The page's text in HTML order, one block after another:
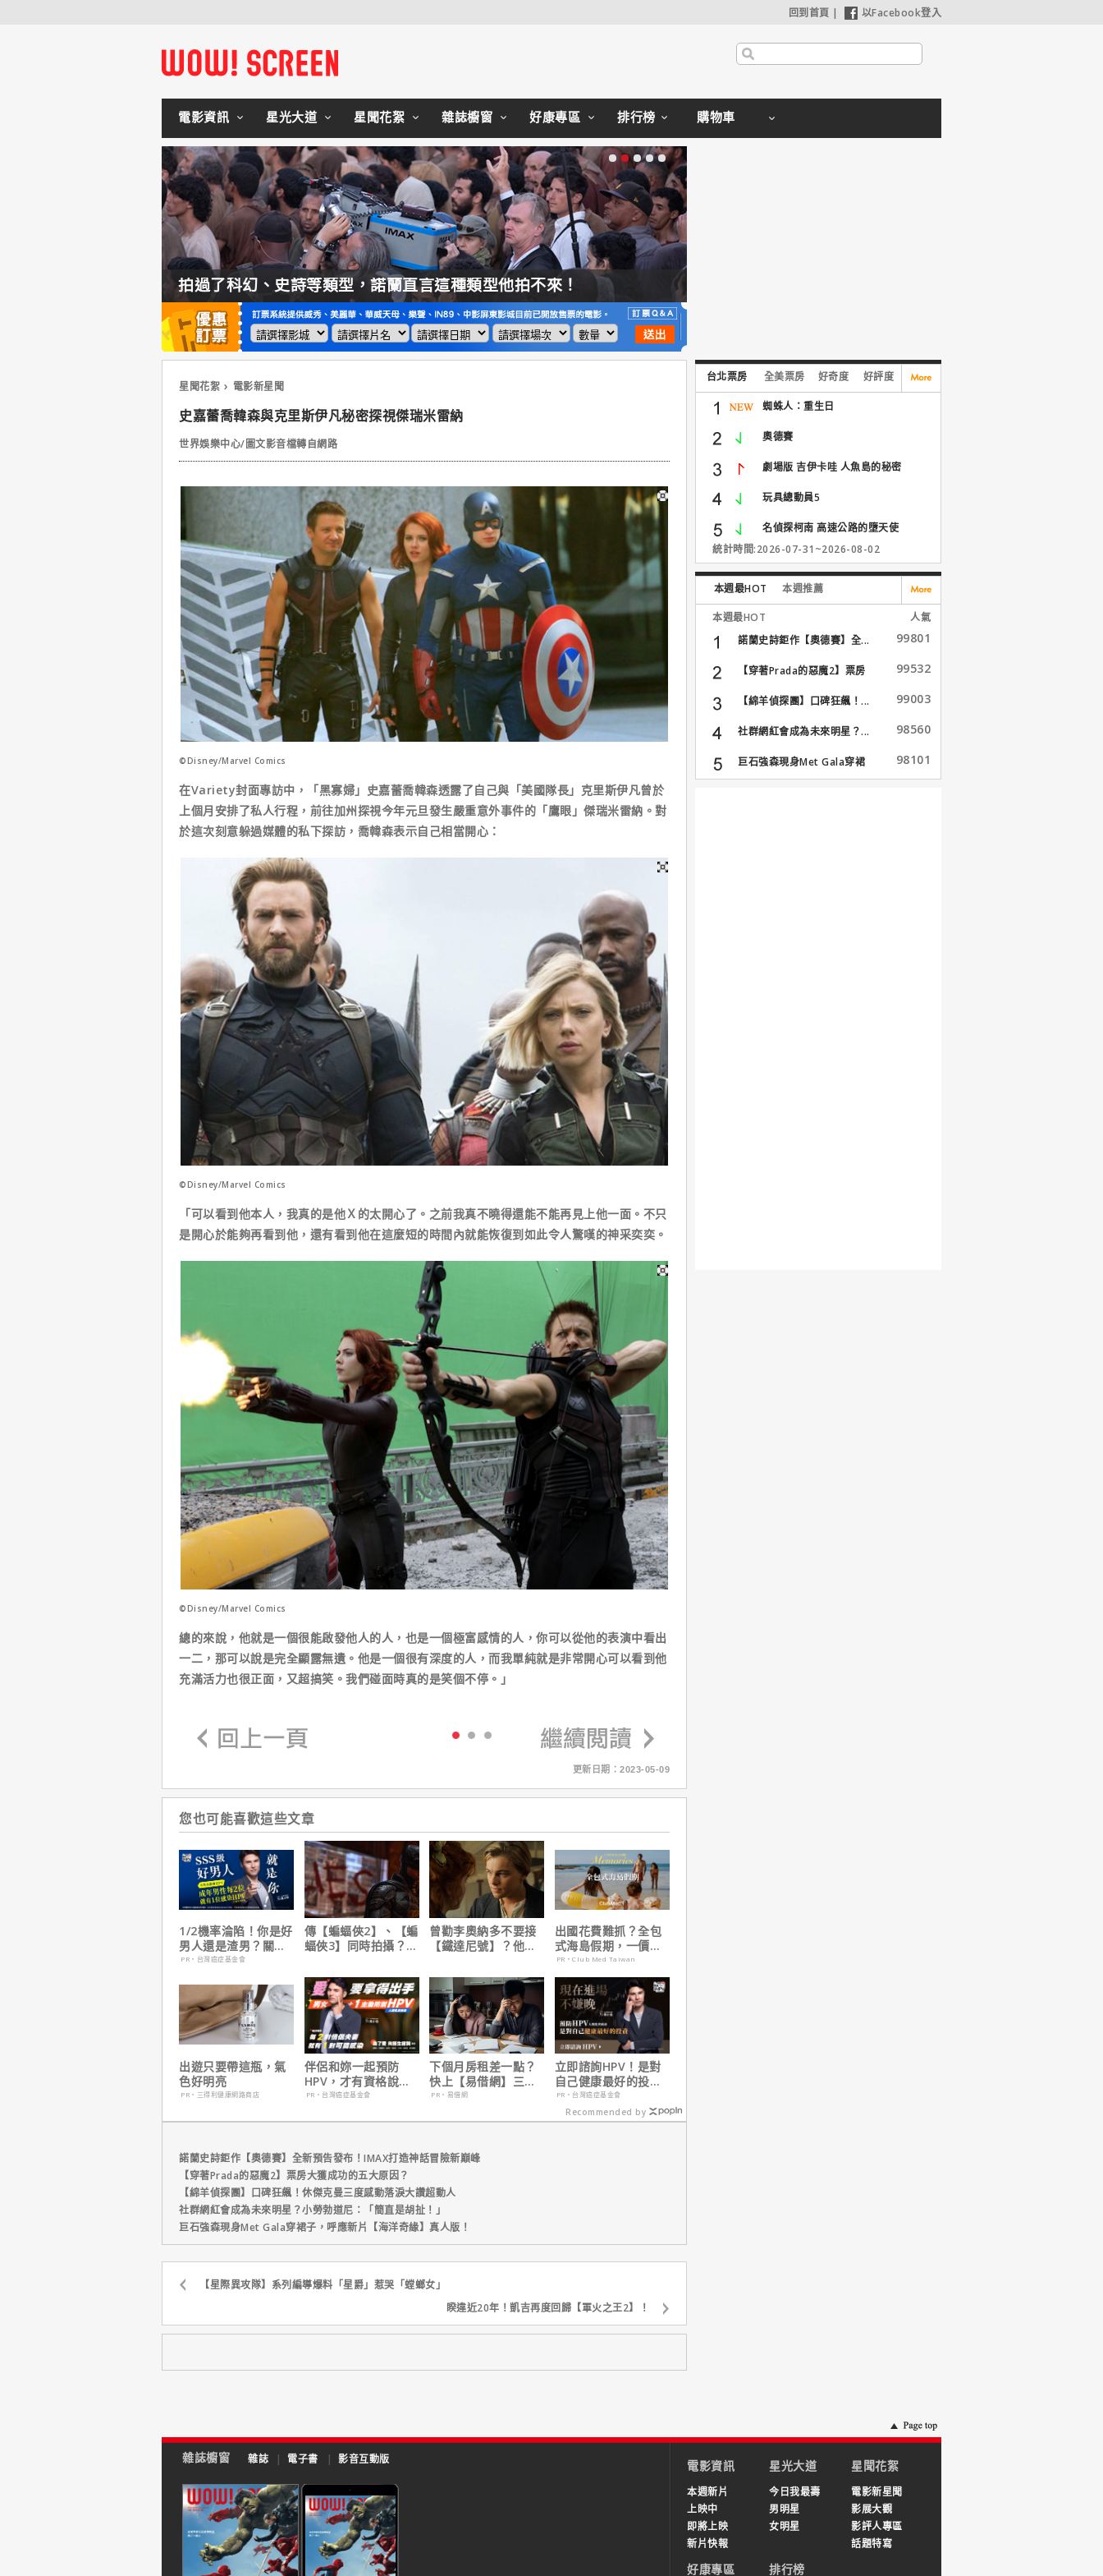
回到首頁 | 以Facebook登入
電影資訊 星光大道 星聞花絮 雜誌櫥窗 好康專區 排行榜 購物車
拍過了科幻、史詩等類型，諾蘭直言這種類型他拍不來！
星聞花絮 電影新星聞
史嘉蕾喬韓森與克里斯伊凡秘密探視傑瑞米雷納
世界娛樂中心/圖文影音檔轉自網路
©Disney/Marvel Comics
在Variety封面專訪中，「黑寡婦」史嘉蕾喬韓森透露了自己與「美國隊長」克里斯伊凡曾於
上個月安排了私人行程，前往加州探視今年元旦發生嚴重意外事件的「鷹眼」傑瑞米雷納。對
於這次刻意躲過媒體的私下探訪，喬韓森表示自己相當開心：
©Disney/Marvel Comics
「可以看到他本人，我真的是他Ｘ的太開心了。之前我真不曉得還能不能再見上他一面。不只
是開心於能夠再看到他，還有看到他在這麼短的時間內就能恢復到如此令人驚嘆的神采奕奕。
©Disney/Marvel Comics
總的來說，他就是一個很能啟發他人的人，也是一個極富感情的人，你可以從他的表演中看出
一二，那可以說是完全顯露無遺。他是一個很有深度的人，而我單純就是非常開心可以看到他
充滿活力也很正面，又超搞笑。我們碰面時真的是笑個不停。」
更新日期：2023-05-09
您也可能喜歡這些文章
1/2機率淪陷！你是好
男人還是渣男？關鍵
在這
PR・台灣癌症基金會
傳【蝙蝠俠2】、【蝙
蝠俠3】同時拍攝？詹
曾勸李奧納多不要接
【鐵達尼號】？他
是誰」
出國花費難抓？全包
式海島假期，一價搞
定食宿玩樂，省錢更
省心！
PR・Club Med Taiwan
出遊只要帶這瓶，氣
色好明亮
PR・三得利健康網路商店
伴侶和妳一起預防
HPV，才有資格說愛
妳！
PR・台灣癌症基金會
下個月房租差一點？
快上【易借網】三分
鐘解決燃眉之急
PR・易借網
立即諮詢HPV！是對
自己健康最好的投
資，把握現在不嫌
晚！
PR・台灣癌症基金會
Recommended by
諾蘭史詩鉅作【奧德賽】全新預告發布！IMAX打造神話冒險新巔峰
【穿著Prada的惡魔2】票房大獲成功的五大原因？
【綿羊偵探團】口碑狂飆！休傑克曼三度感動落淚大讚超動人
社群網紅會成為未來明星？小勞勃道尼：「簡直是胡扯！」
巨石強森現身Met Gala穿裙子，呼應新片【海洋奇緣】真人版！
【星際異攻隊】系列編導爆料「星爵」惹哭「螳螂女」
睽違近20年！凱吉再度回歸【軍火之王2】！
台北票房 全美票房 好奇度 好評度
蜘蛛人：重生日
奧德賽
劇場版 吉伊卡哇 人魚島的秘密
玩具總動員5
名偵探柯南 高速公路的墮天使
統計時間:2026-07-31~2026-08-02
本週最HOT 本週推薦
本週最HOT
人氣
諾蘭史詩鉅作【奧德賽】全...
99801
【穿著Prada的惡魔2】票房
99532
【綿羊偵探團】口碑狂飆！... 99003
社群網紅會成為未來明星？... 98560
巨石強森現身Met Gala穿裙
子...
98101
雜誌櫥窗 雜誌 | 電子書 | 影音互動版 電影資訊
本週新片
上映中
即將上映
新片快報
星光大道
今日我最壽
男明星
女明星
星聞花絮
電影新星聞
影展大觀
影評人專區
話題特寫
好康專區 排行榜